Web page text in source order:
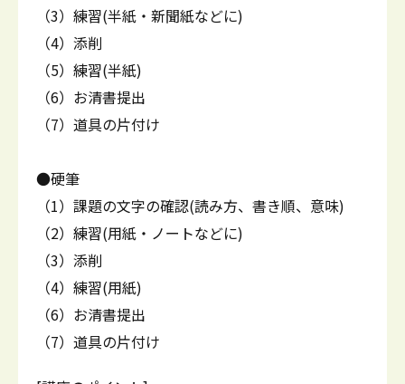
（3）練習(半紙・新聞紙などに)
（4）添削
（5）練習(半紙)
（6）お清書提出
（7）道具の片付け
●硬筆
（1）課題の文字の確認(読み方、書き順、意味)
（2）練習(用紙・ノートなどに)
（3）添削
（4）練習(用紙)
（6）お清書提出
（7）道具の片付け